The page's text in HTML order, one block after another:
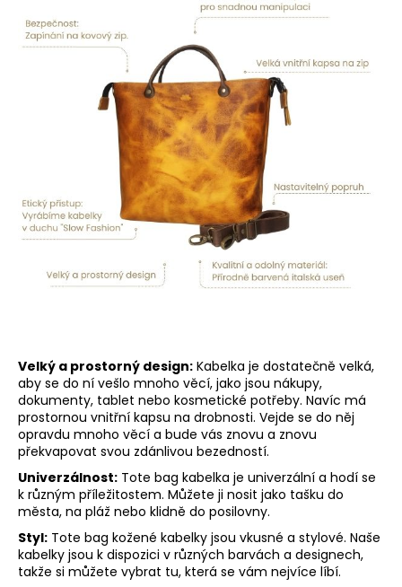
Velký a prostorný design: Kabelka je dostatečně velká,
aby se do ní vešlo mnoho věcí, jako jsou nákupy,
dokumenty, tablet nebo kosmetické potřeby. Navíc má
prostornou vnitřní kapsu na drobnosti. Vejde se do něj
opravdu mnoho věcí a bude vás znovu a znovu
překvapovat svou zdánlivou bezedností.
Univerzálnost: Tote bag kabelka je univerzální a hodí se
k různým příležitostem. Můžete ji nosit jako tašku do
města, na pláž nebo klidně do posilovny.
Styl: Tote bag kožené kabelky jsou vkusné a stylové. Naše
kabelky jsou k dispozici v různých barvách a designech,
takže si můžete vybrat tu, která se vám nejvíce líbí.